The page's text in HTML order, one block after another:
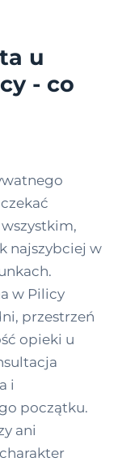
u
- co
najszybciej w
w Pilicy
przestrzeń
opieki u
i
początku.
ani